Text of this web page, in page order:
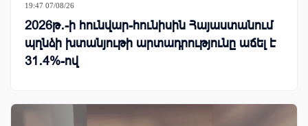
19:47 07/08/26
2026թ․-ի հունվար-հունիսին Հայաստանում
պղնձի խտանյութի արտադրությունը աճել է
31․4%-ով